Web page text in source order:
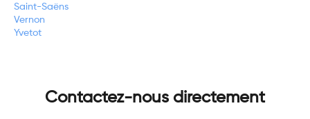
Saint-Saëns
Vernon
Yvetot
Contactez-nous directement